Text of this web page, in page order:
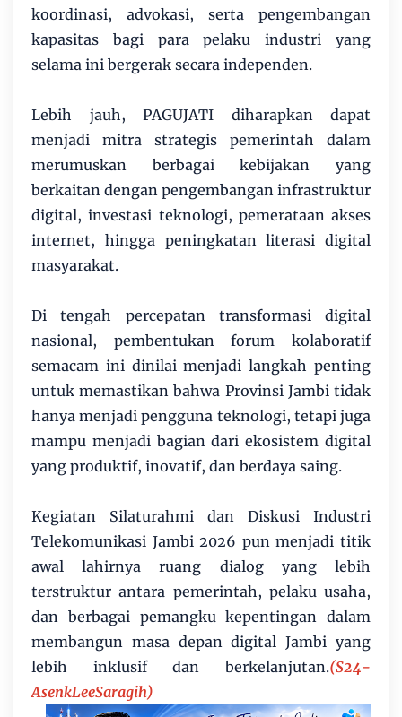
koordinasi, advokasi, serta pengembangan
kapasitas bagi para pelaku industri yang
selama ini bergerak secara independen.
Lebih jauh, PAGUJATI diharapkan dapat
menjadi mitra strategis pemerintah dalam
merumuskan berbagai kebijakan yang
berkaitan dengan pengembangan infrastruktur
digital, investasi teknologi, pemerataan akses
internet, hingga peningkatan literasi digital
masyarakat.
Di tengah percepatan transformasi digital
nasional, pembentukan forum kolaboratif
semacam ini dinilai menjadi langkah penting
untuk memastikan bahwa Provinsi Jambi tidak
hanya menjadi pengguna teknologi, tetapi juga
mampu menjadi bagian dari ekosistem digital
yang produktif, inovatif, dan berdaya saing.
Kegiatan Silaturahmi dan Diskusi Industri
Telekomunikasi Jambi 2026 pun menjadi titik
awal lahirnya ruang dialog yang lebih
terstruktur antara pemerintah, pelaku usaha,
dan berbagai pemangku kepentingan dalam
membangun masa depan digital Jambi yang
lebih inklusif dan berkelanjutan.(S24-
AsenkLeeSaragih)